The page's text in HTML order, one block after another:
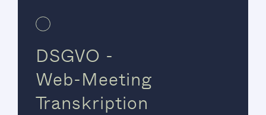
DSGVO -
Web-Meeting
Transkription